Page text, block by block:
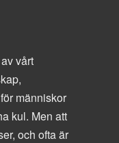
vårt
människor
kul. Men att
och ofta är